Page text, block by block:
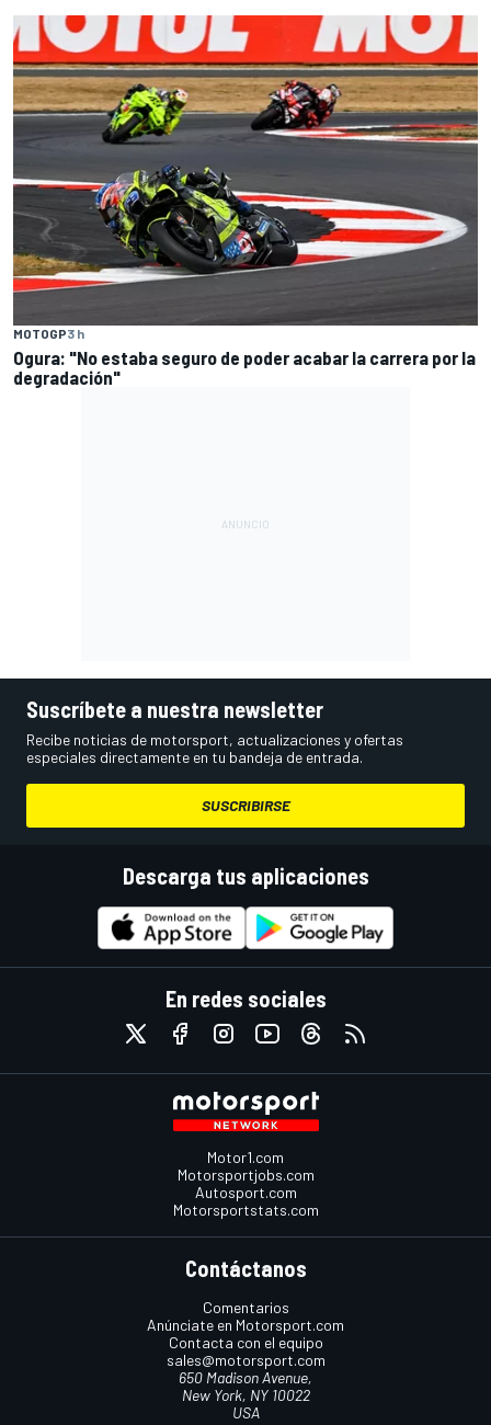
MOTOGP3 h
Ogura: "No estaba seguro de poder acabar la carrera por la
degradación"
Suscríbete a nuestra newsletter
Recibe noticias de motorsport, actualizaciones y ofertas
especiales directamente en tu bandeja de entrada.
SUSCRIBIRSE
Descarga tus aplicaciones
En redes sociales
Motor1.com
Motorsportjobs.com
Autosport.com
Motorsportstats.com
Contáctanos
Comentarios
Anúnciate en Motorsport.com
Contacta con el equipo
sales@motorsport.com
650 Madison Avenue,
New York, NY 10022
USA